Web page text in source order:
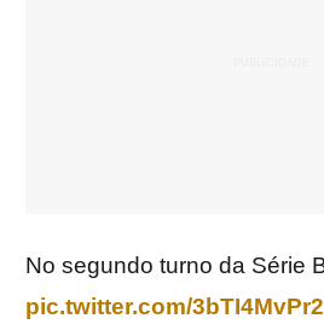
No segundo turno da Série
pic.twitter.com/3bTI4MvPr2